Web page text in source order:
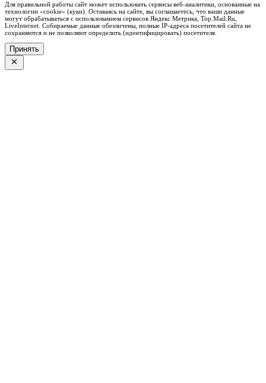
Для правильной работы сайт может использовать сервисы веб-аналитики, основанные на
технологии «cookie» (куки). Оставаясь на сайте, вы соглашаетесь, что ваши данные
могут обрабатываться с использованием сервисов Яндекс Метрика, Top.Mail.Ru,
LiveInternet. Собираемые данные обезличены, полные IP-адреса посетителей сайта не
сохраняются и не позволяют определить (идентифицировать) посетителя.
Принять